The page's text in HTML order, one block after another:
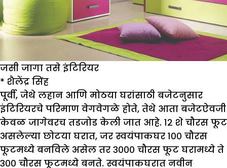
जसी जागा तसे इंटिरियर
* शैलेंद्र सिंह
पूर्वी, जेथे लहान आणि मोठया घरांसाठी बजेटनुसार
इंटिरियरचे परिमाण वेगवेगळे होते, तेथे आता बजेटऐवजी
केवळ जागेवरच तडजोड केली जात आहे. १२ शे चौरस फूट
असलेल्या छोटया घरात, जर स्वयंपाकघर १०० चौरस
फूटमध्ये बनविले असेल तर ३००० चौरस फूट घरामध्ये ते
३०० चौरस फूटमध्ये बनते. स्वयंपाकघरात नवीन